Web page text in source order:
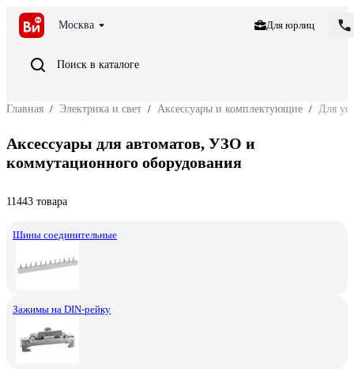
Москва Для юрлиц
Поиск в каталоге
Главная / Электрика и свет / Аксессуары и комплектующие / Для
Аксессуары для автоматов, УЗО и
коммутационного оборудования
11443 товара
Шины соединительные
Зажимы на DIN-рейку